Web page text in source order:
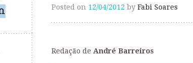
Posted on 12/04/2012 byFabi Soares
Redação de André Barreiros